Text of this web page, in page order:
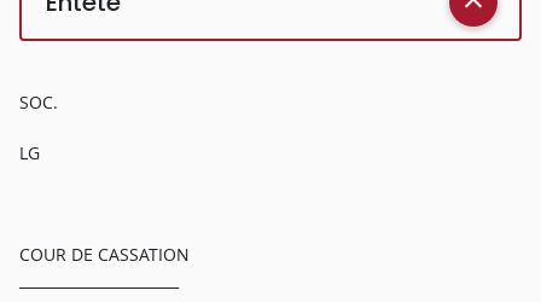
SOC.
LG
COUR DE CASSATION